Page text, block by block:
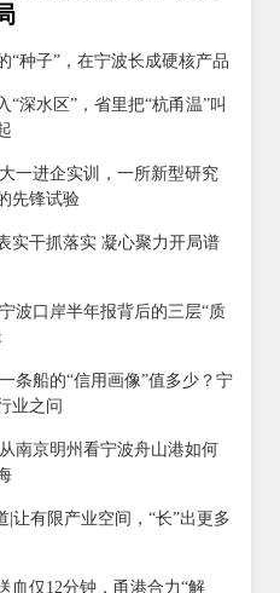
“种子”，在宁波长成硬核产品
“深水区”，省里把“杭甬温”叫
一进企实训，一所新型研究
先锋试验
实干抓落实 凝心聚力开局谱
波口岸半年报背后的三层“质
条船的“信用画像”值多少？宁
业之问
南京明州看宁波舟山港如何
|让有限产业空间，“长”出更多
血仅12分钟，甬港合力“解